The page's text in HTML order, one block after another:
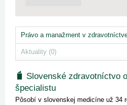
Právo a manažment v
Aktuality (0)
Slovenské zdravotníctvo
špecialistu
Pôsobí v slovenskej medicíne už 34